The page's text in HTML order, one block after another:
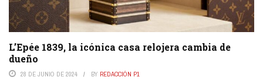
L’Epée 1839, la icónica casa relojera cambia de
dueño
28 DE JUNIO DE 2024 BY REDACCIÓN P1